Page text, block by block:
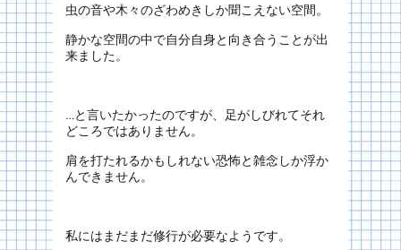
虫の音や木々のざわめきしか聞こえない空間。
静かな空間の中で自分自身と向き合うことが出
来ました。
…と言いたかったのですが、足がしびれてそれ
どころではありません。
肩を打たれるかもしれない恐怖と雑念しか浮か
んできません。
私にはまだまだ修行が必要なようです。